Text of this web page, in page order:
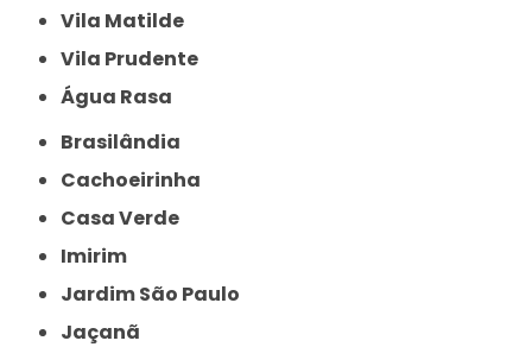
Vila Matilde
Vila Prudente
Água Rasa
Brasilândia
Cachoeirinha
Casa Verde
Imirim
Jardim São Paulo
Jaçanã